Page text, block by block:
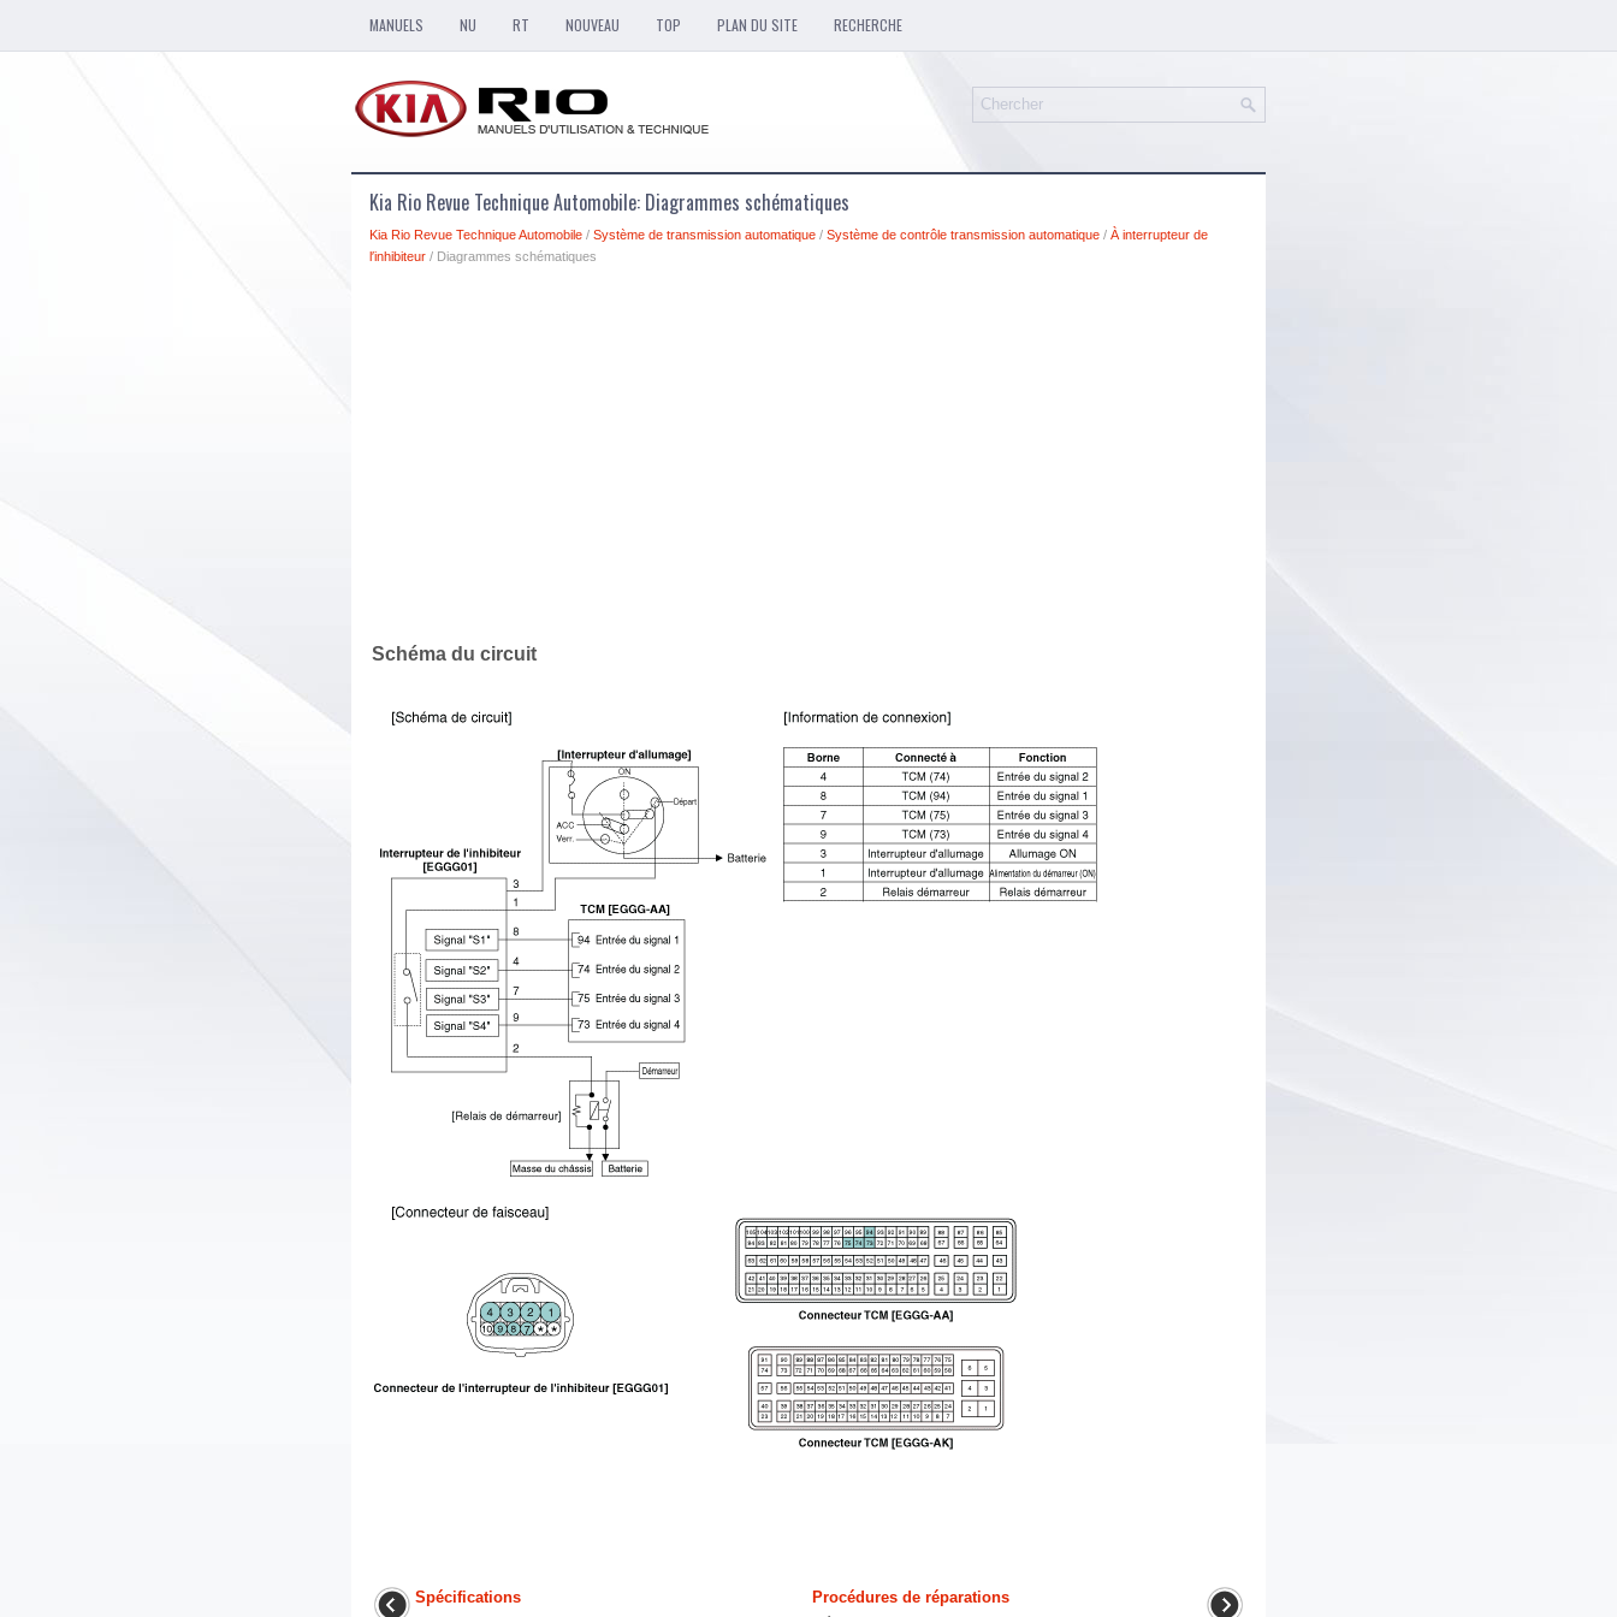
MANUELS NU RT NOUVEAU TOP PLAN DU SITE RECHERCHE
Kia Rio Revue Technique Automobile: Diagrammes schématiques
Kia Rio Revue Technique Automobile / Système de transmission automatique / Système de contrôle transmission automatique / À interrupteur de
l′inhibiteur / Diagrammes schématiques
Schéma du circuit
Spécifications Procédures de réparations